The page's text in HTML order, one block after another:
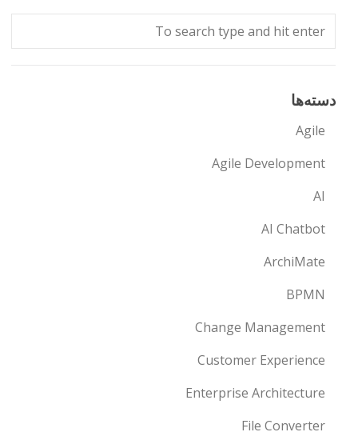
دسته‌ها
Agile
Agile Development
AI
AI Chatbot
ArchiMate
BPMN
Change Management
Customer Experience
Enterprise Architecture
File Converter